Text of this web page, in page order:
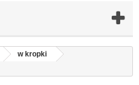
w kropki